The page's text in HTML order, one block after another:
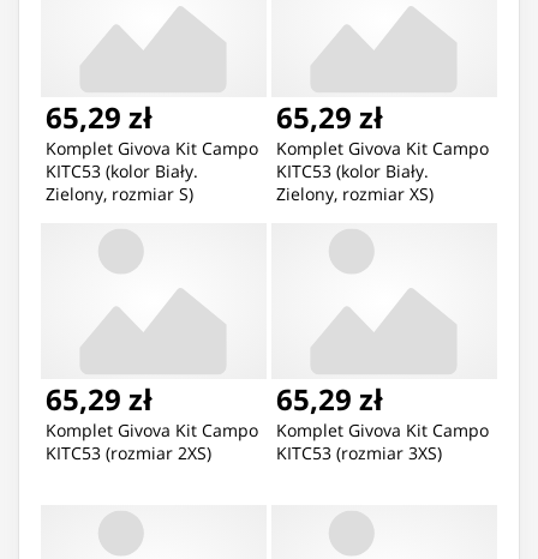
65,29 zł
Komplet Givova Kit Campo
KITC53 (kolor Biały.
Zielony, rozmiar S)
65,29 zł
Komplet Givova Kit Campo
KITC53 (kolor Biały.
Zielony, rozmiar XS)
65,29 zł
Komplet Givova Kit Campo
KITC53 (rozmiar 2XS)
65,29 zł
Komplet Givova Kit Campo
KITC53 (rozmiar 3XS)